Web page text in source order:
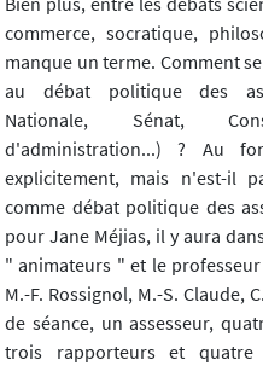
commerce, socratique,
manque un terme. Comment
au débat politique des
Nationale, Sénat,
d'administration...) ? Au
explicitement, mais n'est-il
comme débat politique des
pour Jane Méjias, il y aura
" animateurs " et le
M.-F. Rossignol, M.-S. Claude,
de séance, un assesseur,
trois rapporteurs et quatre